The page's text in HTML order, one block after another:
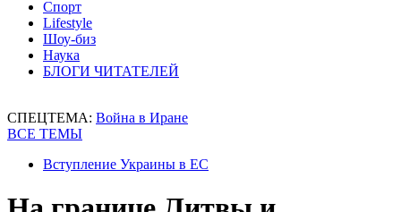
Спорт
Lifestyle
Шоу-биз
Наука
БЛОГИ ЧИТАТЕЛЕЙ
СПЕЦТЕМА: Война в Иране
ВСЕ ТЕМЫ
Вступление Украины в ЕС